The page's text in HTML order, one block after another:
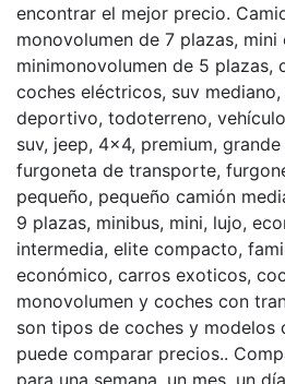
encontrar el mejor precio.
monovolumen de 7 plazas,
minimonovolumen de 5 plazas,
coches eléctricos, suv
deportivo, todoterreno,
suv, jeep, 4×4, premium,
furgoneta de transporte,
pequeño, pequeño camión
9 plazas, minibus, mini, lujo,
intermedia, elite compacto,
económico, carros exoticos,
monovolumen y coches con
son tipos de coches y modelos
puede comparar precios..
para una semana, un mes, un